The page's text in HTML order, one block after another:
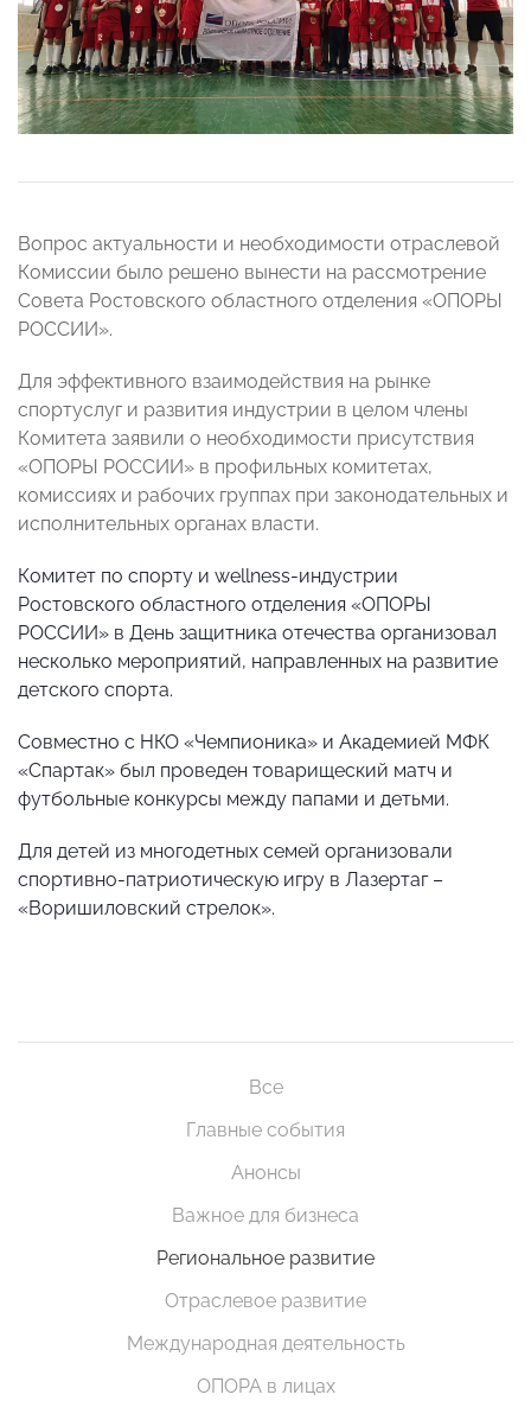
Вопрос актуальности и необходимости отраслевой
Комиссии было решено вынести на рассмотрение
Совета Ростовского областного отделения «ОПОРЫ
РОССИИ».
Для эффективного взаимодействия на рынке
спортуслуг и развития индустрии в целом члены
Комитета заявили о необходимости присутствия
«ОПОРЫ РОССИИ» в профильных комитетах,
комиссиях и рабочих группах при законодательных и
исполнительных органах власти.
Комитет по спорту и wellness-индустрии
Ростовского областного отделения «ОПОРЫ
РОССИИ» в День защитника отечества организовал
несколько мероприятий, направленных на развитие
детского спорта.
Совместно с НКО «Чемпионика» и Академией МФК
«Спартак» был проведен товарищеский матч и
футбольные конкурсы между папами и детьми.
Для детей из многодетных семей организовали
спортивно-патриотическую игру в Лазертаг –
«Воришиловский стрелок».
Все
Главные события
Анонсы
Важное для бизнеса
Региональное развитие
Отраслевое развитие
Международная деятельность
ОПОРА в лицах